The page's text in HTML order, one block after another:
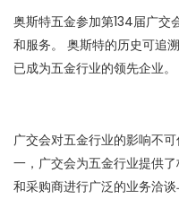
奥斯特五金参加第134届广交
和服务。 奥斯特的历史可追
已成为五金行业的领先企业。
广交会对五金行业的影响不
一，广交会为五金行业提供
和采购商进行广泛的业务洽谈